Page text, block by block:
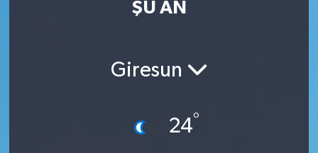
ŞU AN
Giresun
24°